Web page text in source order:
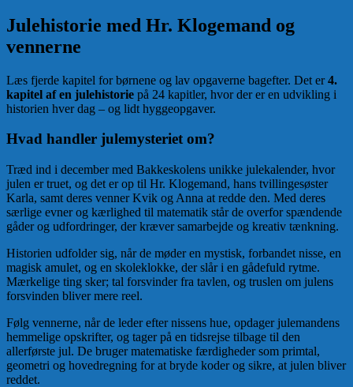
Julehistorie med Hr. Klogemand og
vennerne
Læs fjerde kapitel for børnene og lav opgaverne bagefter. Det er4.
kapitel af en julehistorie på 24 kapitler, hvor der er en udvikling i
historien hver dag – og lidt hyggeopgaver.
Hvad handler julemysteriet om?
Træd ind i december med Bakkeskolens unikke julekalender, hvor
julen er truet, og det er op til Hr. Klogemand, hans tvillingesøster
Karla, samt deres venner Kvik og Anna at redde den. Med deres
særlige evner og kærlighed til matematik står de overfor spændende
gåder og udfordringer, der kræver samarbejde og kreativ tænkning.
Historien udfolder sig, når de møder en mystisk, forbandet nisse, en
magisk amulet, og en skoleklokke, der slår i en gådefuld rytme.
Mærkelige ting sker; tal forsvinder fra tavlen, og truslen om julens
forsvinden bliver mere reel.
Følg vennerne, når de leder efter nissens hue, opdager julemandens
hemmelige opskrifter, og tager på en tidsrejse tilbage til den
allerførste jul. De bruger matematiske færdigheder som primtal,
geometri og hovedregning for at bryde koder og sikre, at julen bliver
reddet.